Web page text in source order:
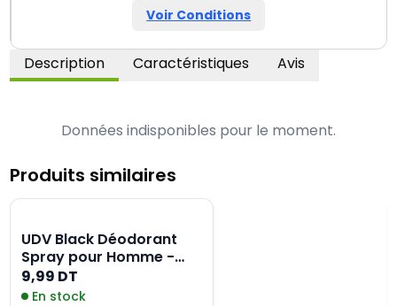
Voir Conditions
Description Caractéristiques Avis
Données indisponibles pour le moment.
Produits similaires
UDV Black Déodorant
Spray pour Homme -
200ML
9,99 DT
En stock